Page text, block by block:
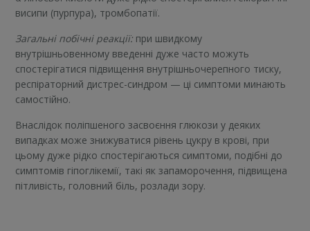
висипи (пурпура), тромбопатії.
Загальні побічні реакції: при швидкому
внутрішньовенному введенні дуже часто можуть
спостерігатися підвищення внутрішньочерепного тиску,
респіраторний дистрес-синдром — ці симптоми минають
самостійно.
Внаслідок поліпшеного засвоєння глюкози у деяких
випадках може знижуватися рівень цукру в крові, при
цьому дуже рідко спостерігаються симптоми, подібні до
симптомів гіпоглікемії, такі як запаморочення, підвищена
пітливість, головний біль, розлади зору.